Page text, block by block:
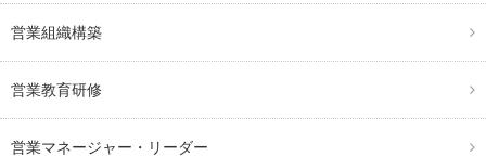
営業組織構築
営業教育研修
営業マネージャー・リーダー